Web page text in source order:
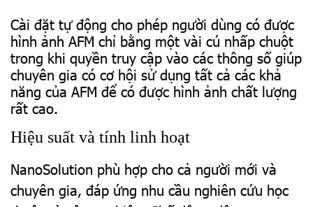
Cài đặt tự động cho phép người dùng có được
hình ảnh AFM chỉ bằng một vài cú nhấp chuột
trong khi quyền truy cập vào các thông số giúp
chuyên gia có cơ hội sử dụng tất cả các khả
năng của AFM để có được hình ảnh chất lượng
rất cao.
Hiệu suất và tính linh hoạt
NanoSolution phù hợp cho cả người mới và
chuyên gia, đáp ứng nhu cầu nghiên cứu học